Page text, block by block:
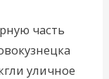
часть
уличное